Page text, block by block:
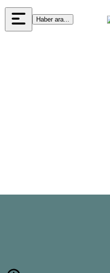
Haber ara...